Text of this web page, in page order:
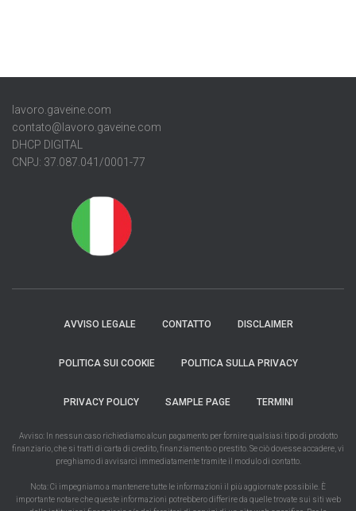
lavoro.gaveine.com
contato@lavoro.gaveine.com
DHCP DIGITAL
CNPJ: 37.087.041/0001-77
AVVISO LEGALE CONTATTO DISCLAIMER
POLITICA SUI COOKIE POLITICA SULLA PRIVACY
PRIVACY POLICY SAMPLE PAGE TERMINI
Avviso: In nessun caso richiediamo alcun pagamento per fornire qualsiasi tipo di prodotto
finanziario, che si tratti di carta di credito, finanziamento o prestito. Se ciò dovesse accadere, vi
preghiamo di avvisarci immediatamente tramite il modulo di contatto.
Nota: Ci impegniamo a mantenere tutte le informazioni il più aggiornate possibile. È
importante notare che queste informazioni potrebbero differire da quelle trovate sui siti web